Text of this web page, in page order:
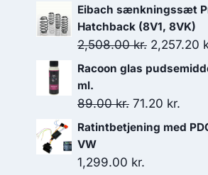
Eibach sænkningssæt
Hatchback (8V1, 8VK)
2,508.00kr. Den
var:
2,508.00
2,257.20
Racoon glas
ml.
89.00kr. Den
oprindelige
var:
71.20 kr.
Ratintbetjening med
VW
1,299.00 kr.